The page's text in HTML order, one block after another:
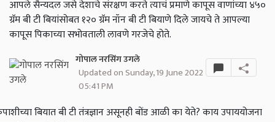
आपले सैन्यदल जसे देशाचे संरक्षण करते त्याचं प्रमाणे कापूस वाणांच्या ४५०
ग्रॅम बी टी बियांसोबत १२० ग्रॅम नॉन बी टी बियाणे दिले जायचे ते आपल्या
कापूस पिकाच्या सभोवताली लावणे गरजेचे होते.
गोपाल नरसिंग उगले
Updated on Sunday, 19 June 2022
05:41 PM